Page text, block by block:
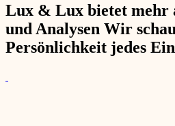
Lux & Lux bietet mehr
und Analysen Wir
Persönlichkeit jedes